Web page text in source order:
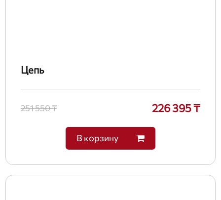
Цепь
251 550 ₸ 226 395 ₸
В корзину